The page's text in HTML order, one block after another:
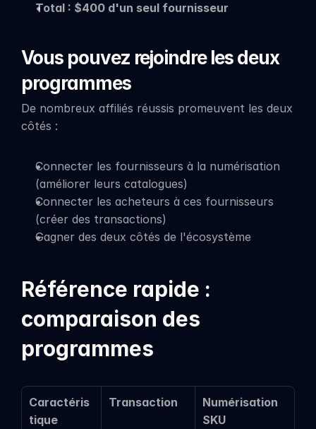
Total : $400 d'un seul fournisseur
Vous pouvez rejoindre les deux
programmes
De nombreux affiliés réussis promeuvent les deux
côtés :
Connecter les fournisseurs à la numérisation
(améliorer leurs catalogues)
Connecter les acheteurs à ces fournisseurs
(créer des transactions)
Gagner des deux côtés de l'écosystème
Référence rapide :
comparaison des
programmes
Caractéris
tique
Transaction
Numérisation
SKU